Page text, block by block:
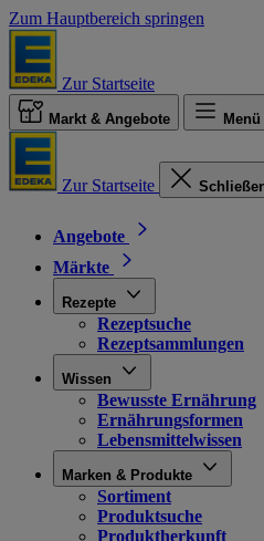
Zum Hauptbereich springen
Zur Startseite
Markt & Angebote Menü
Zur Startseite
Angebote
Märkte
Rezepte
Rezeptsuche
Rezeptsammlungen
Wissen
Bewusste Ernährung
Ernährungsformen
Lebensmittelwissen
Marken & Produkte
Sortiment
Produktsuche
Produktherkunft